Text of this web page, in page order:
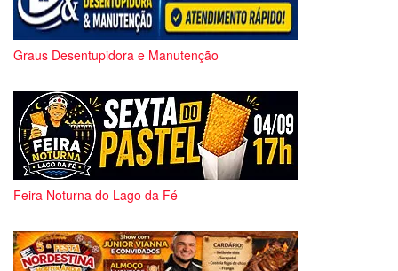
Graus Desentupidora e Manutenção
Feira Noturna do Lago da Fé